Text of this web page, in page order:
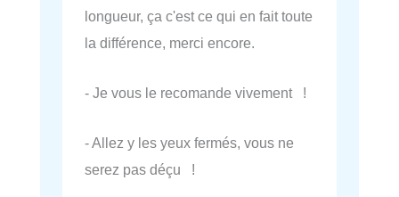
longueur, ça c'est ce qui en fait toute
la différence, merci encore.
- Je vous le recomande vivement !
- Allez y les yeux fermés, vous ne
serez pas déçu !